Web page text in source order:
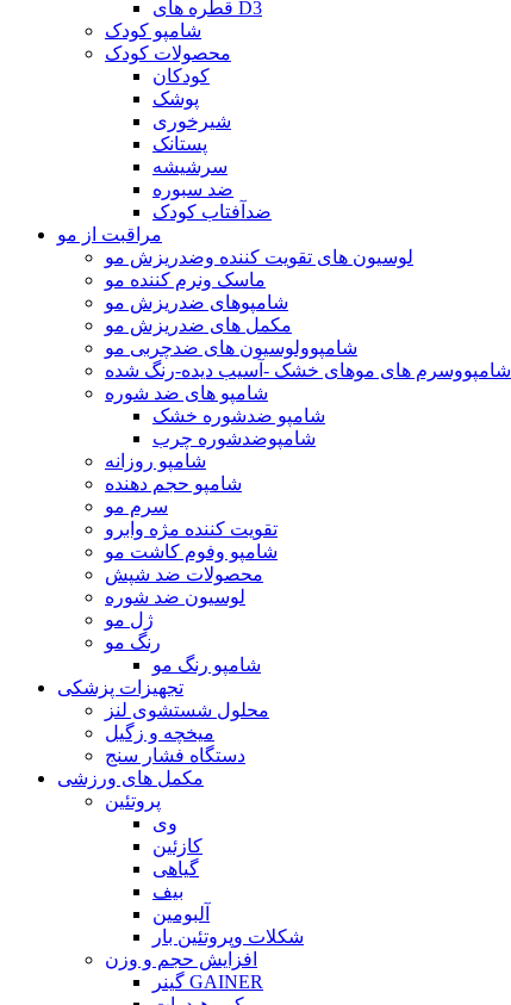
قطره های D3
شامپو کودک
محصولات کودک
کودکان
پوشک
شیرخوری
پستانک
سرشیشه
ضد سبوره
ضدآفتاب کودک
مراقبت از مو
لوسیون های تقویت کننده وضدریزش مو
ماسک ونرم کننده مو
شامپوهای ضدریزش مو
مکمل های ضدریزش مو
شامپوولوسیون های ضدچربی مو
شامپووسرم های موهای خشک -آسیب دیده-رنگ شده
شامپو های ضد شوره
شامپو ضدشوره خشک
شامپوضدشوره چرب
شامپو روزانه
شامپو حجم دهنده
سرم مو
تقویت کننده مژه وابرو
شامپو وفوم کاشت مو
محصولات ضد شپش
لوسیون ضد شوره
ژل مو
رنگ مو
شامپو رنگ مو
تجهیزات پزشکی
محلول شستشوی لنز
میخچه و زگیل
دستگاه فشار سنج
مکمل های ورزشی
پروتئین
وی
کازئین
گیاهی
بیف
آلبومین
شکلات وپروتئین بار
افزایش حجم و وزن
گینر GAINER